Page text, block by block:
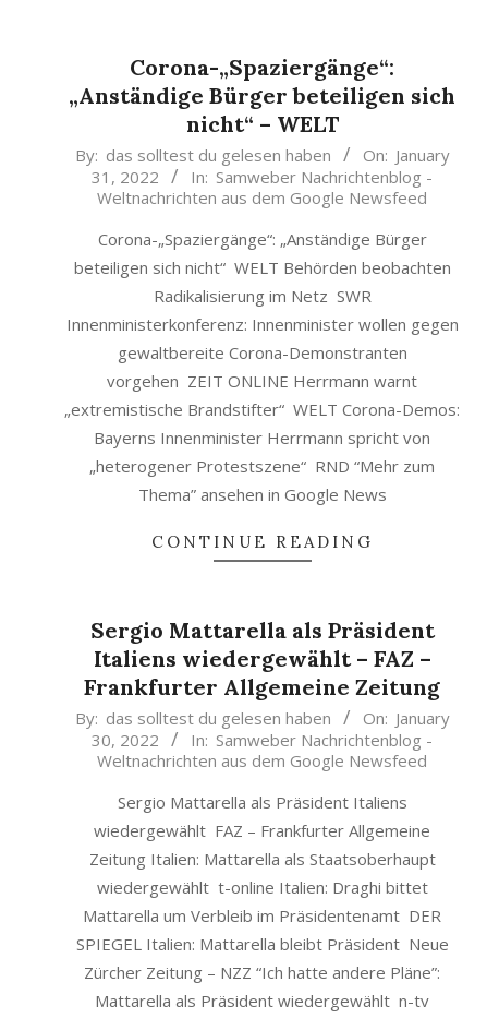
Corona-„Spaziergänge“:
„Anständige Bürger beteiligen sich
nicht“ – WELT
2022-
By: das solltest du gelesen haben On: January
31, 2022
In: Samweber Nachrichtenblog -
Weltnachrichten aus dem Google Newsfeed
Corona-„Spaziergänge“: „Anständige Bürger
beteiligen sich nicht“ WELT Behörden beobachten
Radikalisierung im Netz SWR
Innenministerkonferenz: Innenminister wollen gegen
gewaltbereite Corona-Demonstranten
vorgehen ZEIT ONLINE Herrmann warnt
„extremistische Brandstifter“ WELT Corona-Demos:
Bayerns Innenminister Herrmann spricht von
„heterogener Protestszene“ RND “Mehr zum
Thema” ansehen in Google News
CONTINUE READING
Sergio Mattarella als Präsident
Italiens wiedergewählt – FAZ –
Frankfurter Allgemeine Zeitung
2022-
By: das solltest du gelesen haben On: January
30, 2022
In: Samweber Nachrichtenblog -
Weltnachrichten aus dem Google Newsfeed
Sergio Mattarella als Präsident Italiens
wiedergewählt FAZ – Frankfurter Allgemeine
Zeitung Italien: Mattarella als Staatsoberhaupt
wiedergewählt t-online Italien: Draghi bittet
Mattarella um Verbleib im Präsidentenamt DER
SPIEGEL Italien: Mattarella bleibt Präsident Neue
Zürcher Zeitung – NZZ “Ich hatte andere Pläne”:
Mattarella als Präsident wiedergewählt n-tv